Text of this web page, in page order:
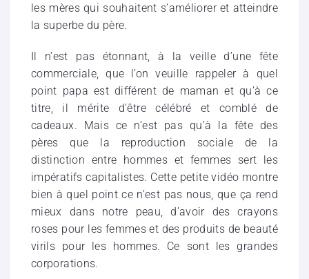
les mères qui souhaitent s’améliorer et atteindre
la superbe du père.
Il n’est pas étonnant, à la veille d’une fête
commerciale, que l’on veuille rappeler à quel
point papa est différent de maman et qu’à ce
titre, il mérite d’être célébré et comblé de
cadeaux. Mais ce n’est pas qu’à la fête des
pères que la reproduction sociale de la
distinction entre hommes et femmes sert les
impératifs capitalistes. Cette petite vidéo montre
bien à quel point ce n’est pas nous, que ça rend
mieux dans notre peau, d’avoir des crayons
roses pour les femmes et des produits de beauté
virils pour les hommes. Ce sont les grandes
corporations.